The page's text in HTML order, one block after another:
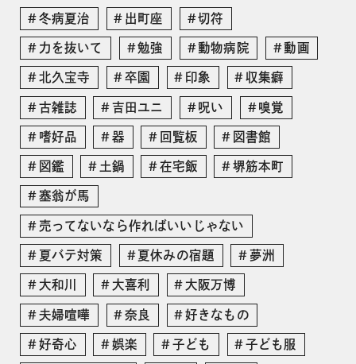
冬病夏治 出町座 切符
力を抜いて 勉強 動物病院 動画
北久宝寺 卒園 印象 収集癖
古雑誌 吉田ユニ 呪い 嗅覚
嗜好品 器 回覧板 図書館
図鑑 土鍋 在宅飯 堺筋本町
塞翁が馬
売ってないなら作ればいいじゃない
夏バテ対策 夏休みの宿題 夢洲
大和川 大喜利 大阪万博
夫婦喧嘩 奈良 好きなもの
好奇心 娯楽 子ども 子ども服